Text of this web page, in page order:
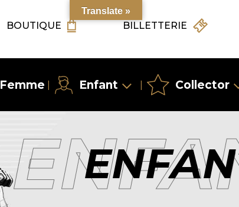
BOUTIQUE BILLETTERIE
Femme Enfant Collector
Translate »